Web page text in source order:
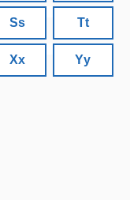
Ss Tt
Xx Yy